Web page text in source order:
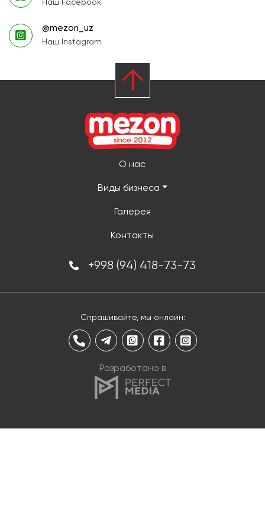
@mezon_uz
Наш Instagram
О нас
Виды бизнеса
Галерея
Контакты
+998 (94) 418-73-73
Спрашивайте, мы онлайн:
Разработано в